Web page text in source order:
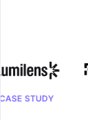
CASE